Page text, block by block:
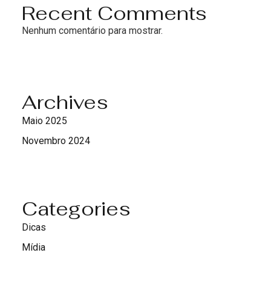
Recent Comments
Nenhum comentário para mostrar.
Archives
Maio 2025
Novembro 2024
Categories
Dicas
Mídia